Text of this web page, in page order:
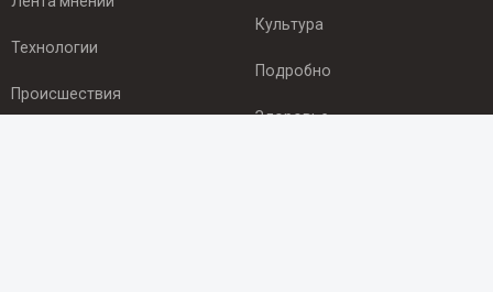
Технологии
Происшествия
Культура
Подробно
Здоровье